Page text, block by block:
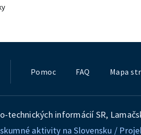
Pomoc FAQ Mapa
technických informácií SR,
aktivity na Slovensku /